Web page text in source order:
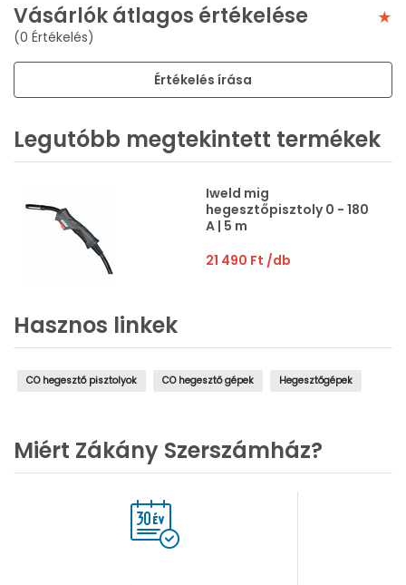
Vásárlók átlagos értékelése
(0 Értékelés)
Értékelés írása
Legutóbb megtekintett termékek
Iweld mig
hegesztőpisztoly 0 - 180
A | 5 m
21 490 Ft /db
Hasznos linkek
CO hegesztő pisztolyok CO hegesztő gépek Hegesztőgépek
Miért Zákány Szerszámház?